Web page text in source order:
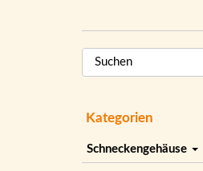
Kategorien
Schneckengehäuse